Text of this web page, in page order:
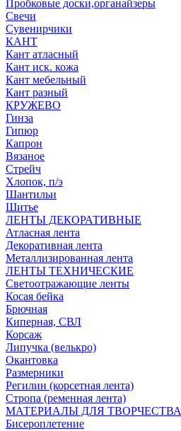
Пробковые доски,органайзеры
Свечи
Сувенирчики
КАНТ
Кант атласный
Кант иск. кожа
Кант мебельный
Кант разный
КРУЖЕВО
Гинза
Гипюр
Капрон
Вязаное
Стрейч
Хлопок, п/э
Шантильи
Шитье
ЛЕНТЫ ДЕКОРАТИВНЫЕ
Атласная лента
Декоративная лента
Металлизированная лента
ЛЕНТЫ ТЕХНИЧЕСКИЕ
Светоотражающие ленты
Косая бейка
Брючная
Киперная, СВЛ
Корсаж
Липучка (велькро)
Окантовка
Размерники
Регилин (корсетная лента)
Стропа (ременная лента)
МАТЕРИАЛЫ ДЛЯ ТВОРЧЕСТВА
Бисероплетение